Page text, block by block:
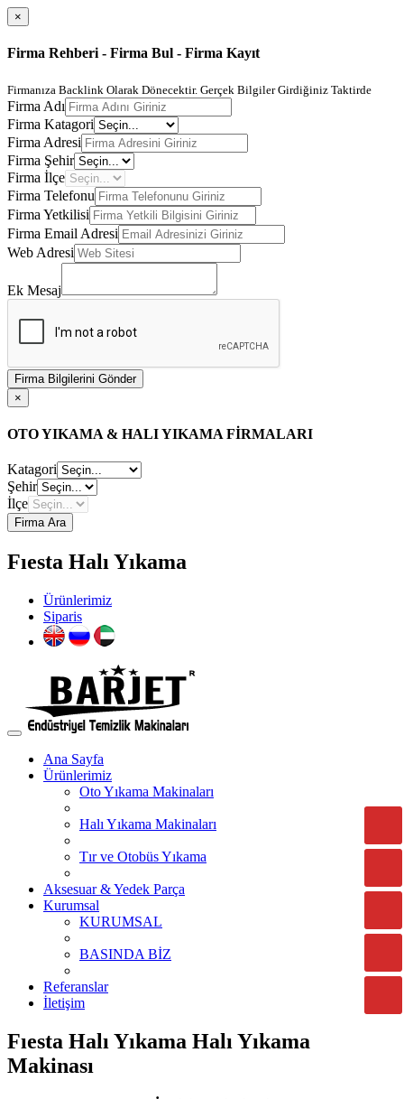
×
Firma Rehberi - Firma Bul - Firma Kayıt
Firmanıza Backlink Olarak Dönecektir. Gerçek Bilgiler Girdiğiniz Taktirde
Firma Adı
Firma Katagori
Firma Adresi
Firma Şehir
Firma İlçe
Firma Telefonu
Firma Yetkilisi
Firma Email Adresi
Web Adresi
Ek Mesaj
Firma Bilgilerini Gönder
×
OTO YIKAMA & HALI YIKAMA FİRMALARI
Katagori
Şehir
İlçe
Firma Ara
Fıesta Halı Yıkama
Ürünlerimiz
Siparis
Ana Sayfa
Ürünlerimiz
Oto Yıkama Makinaları
Halı Yıkama Makinaları
Tır ve Otobüs Yıkama
Aksesuar & Yedek Parça
Kurumsal
KURUMSAL
BASINDA BİZ
Referanslar
İletişim
Fıesta Halı Yıkama Halı Yıkama
Makinası